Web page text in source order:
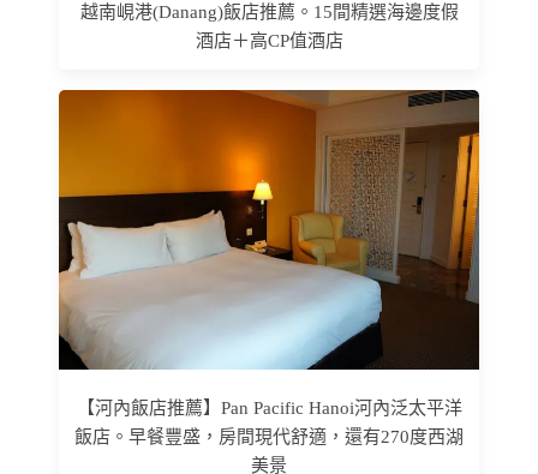
越南峴港(Danang)飯店推薦。15間精選海邊度假
酒店＋高CP值酒店
【河內飯店推薦】Pan Pacific Hanoi河內泛太平洋
飯店。早餐豐盛，房間現代舒適，還有270度西湖
美景